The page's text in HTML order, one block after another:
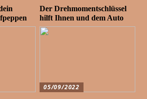
Der Drehmomentschlüssel
hilft Ihnen und dem Auto
05/09/2022